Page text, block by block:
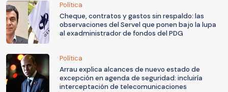
Política
Cheque, contratos y gastos sin respaldo: las
observaciones del Servel que ponen bajo la lupa
al exadministrador de fondos del PDG
Política
Arrau explica alcances de nuevo estado de
excepción en agenda de seguridad: incluiría
interceptación de telecomunicaciones